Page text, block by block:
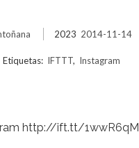
2023 2014-11-14
Etiquetas: IFTTT, Instagram
http://ift.tt/1wwR6qM